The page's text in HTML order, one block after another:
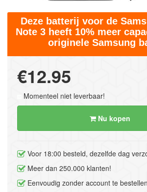
Deze batterij voor de
Note 3 heeft 10% meer
originele Samsung
€12.95
Momenteel niet leverbaar!
Nu kopen
Voor 18:00 besteld, dezelfde dag
Meer dan 250.000 klanten!
Eenvoudig zonder account te bestellen